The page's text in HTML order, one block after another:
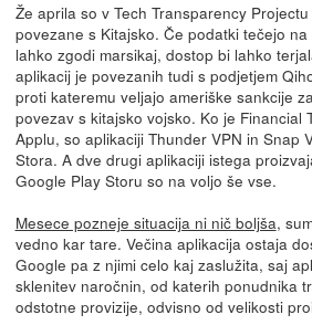
Že aprila so v Tech Transparency Projectu
povezane s Kitajsko. Če podatki tečejo
lahko zgodi marsikaj, dostop bi lahko
aplikacij je povezanih tudi s podjetjem
proti kateremu veljajo ameriške sankcije
povezav s kitajsko vojsko. Ko je Financial
Applu, so aplikaciji Thunder VPN in Snap
Stora. A dve drugi aplikaciji istega
Google Play Storu so na voljo še vse.
Mesece pozneje situacija ni nič boljša,
vedno kar tare. Večina aplikacija ostaja
Google pa z njimi celo kaj zaslužita, saj
sklenitev naročnin, od katerih ponudnika
odstotne provizije, odvisno od velikosti